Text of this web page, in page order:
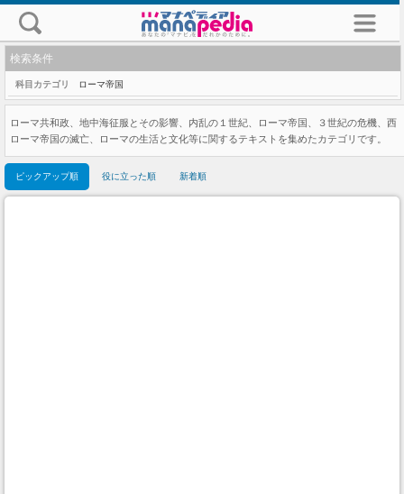
検索条件
科目カテゴリ ローマ帝国
ローマ共和政、地中海征服とその影響、内乱の１世紀、ローマ帝国、３世紀の危機、西
ローマ帝国の滅亡、ローマの生活と文化等に関するテキストを集めたカテゴリです。
ピックアップ順 役に立った順 新着順